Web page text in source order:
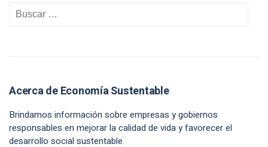
Acerca de Economía Sustentable
Brindamos información sobre empresas y gobiernos
responsables en mejorar la calidad de vida y favorecer el
desarrollo social sustentable.